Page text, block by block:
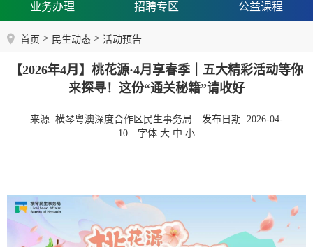
业务办理 招聘专区 公益课程
首页 > 民生动态 > 活动预告
【2026年4月】桃花源·4月享春季｜五大精彩活动等你
来探寻！这份“通关秘籍”请收好
来源: 横琴粤澳深度合作区民生事务局
发布日期: 2026-04-
10
字体 大 中 小